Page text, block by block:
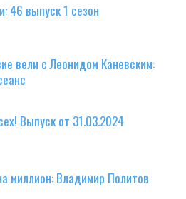
46 выпуск 1 сезон
вели с Леонидом Каневским:
Выпуск от 31.03.2024
миллион: Владимир Политов